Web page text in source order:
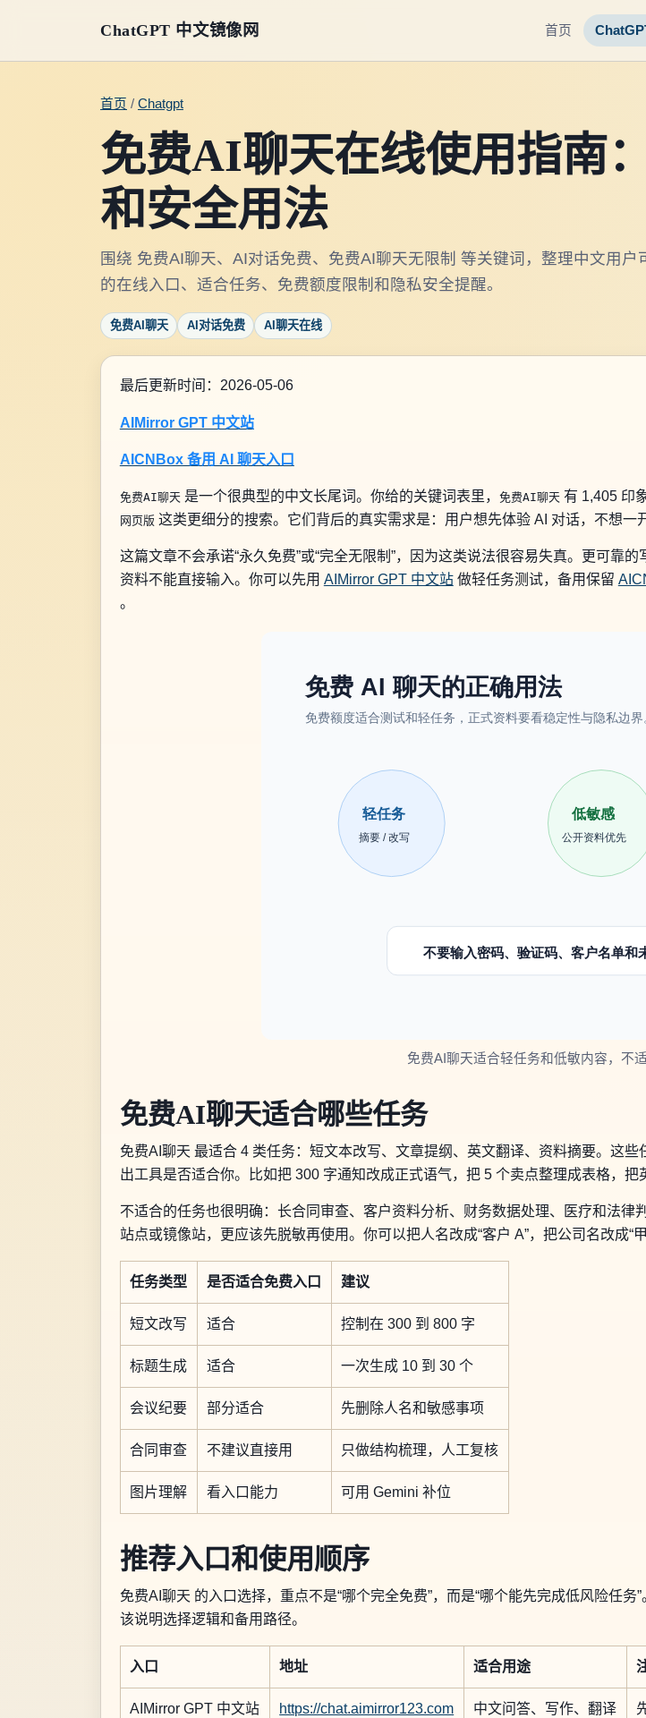
ChatGPT 中文镜像网 首页
首页 / Chatgpt
免费AI聊天在线使用指南
和安全用法
围绕 免费AI聊天、AI对话免费、免费AI聊天无限制 等关键词，整理中文用户
的在线入口、适合任务、免费额度限制和隐私安全提醒。
免费AI聊天 AI对话免费 AI聊天在线
最后更新时间：2026-05-06
AIMirror GPT 中文站
AICNBox 备用 AI 聊天入口
免费AI聊天是一个很典型的中文长尾词。你给的关键词表里， 免费AI聊天有 1,405 印象
网页版 这类更细分的搜索。它们背后的真实需求是：用户想先体验 AI 对话，不想一
这篇文章不会承诺“永久免费”或“完全无限制”，因为这类说法很容易失真。更可靠
资料不能直接输入。你可以先用 AIMirror GPT 中文站做轻任务测试，备用保留
。
免费AI聊天适合轻任务和低敏内容，不
免费AI聊天适合哪些任务
免费AI聊天 最适合 4 类任务：短文本改写、文章提纲、英文翻译、资料摘要。这
出工具是否适合你。比如把 300 字通知改成正式语气，把 5 个卖点整理成表格，
不适合的任务也很明确：长合同审查、客户资料分析、财务数据处理、医疗和法
站点或镜像站，更应该先脱敏再使用。你可以把人名改成“客户 A”，把公司名改成“
任务类型 是否适合免费入口 建议
短文改写 适合 控制在 300 到 800 字
标题生成 适合 一次生成 10 到 30 个
会议纪要 部分适合 先删除人名和敏感事项
合同审查 不建议直接用 只做结构梳理，人工复核
图片理解 看入口能力 可用 Gemini 补位
推荐入口和使用顺序
免费AI聊天 的入口选择，重点不是“哪个完全免费”，而是“哪个能先完成低风险任
该说明选择逻辑和备用路径。
入口 地址 适合用途
AIMirror GPT 中文站 https://chat.aimirror123.com 中文问答、写作、翻译